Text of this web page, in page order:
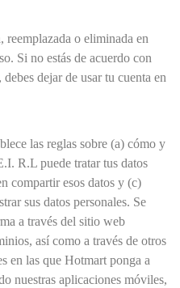
reemplazada o eliminada en
Si no estás de acuerdo con
dejar de usar tu cuenta en
las reglas sobre (a) cómo y
R.L puede tratar tus datos
compartir esos datos y (c)
sus datos personales. Se
a través del sitio web
así como a través de otros
en las que Hotmart ponga a
nuestras aplicaciones móviles,